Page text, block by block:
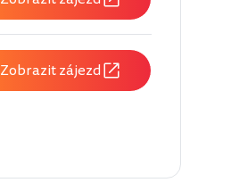
Zobrazit zájezd